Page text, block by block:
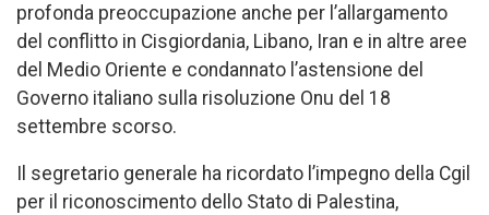
profonda preoccupazione anche per l’allargamento
del conflitto in Cisgiordania, Libano, Iran e in altre aree
del Medio Oriente e condannato l’astensione del
Governo italiano sulla risoluzione Onu del 18
settembre scorso.
Il segretario generale ha ricordato l’impegno della Cgil
per il riconoscimento dello Stato di Palestina,